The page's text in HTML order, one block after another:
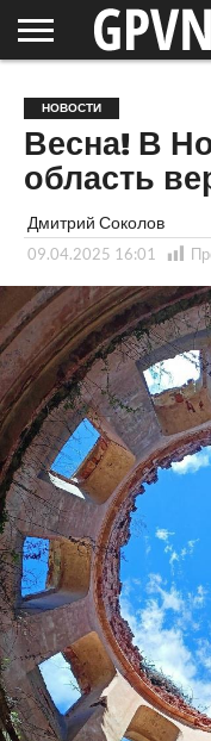
ОБЛАСТЬ
НОВОСТИ
СОСЕДЕЙ
РОССИЯ
/ МИР
СПЕЦПРОЕКТЫ
БЛОГ
СТАТЬИ
ФОТОРЕПОРТАЖИ
ИНТЕРВЬЮ
ОБЪЕКТЫ
ПОДБОРКИ
НОВОСТИ
Весна! В
область
Дмитрий Соколов
09.04.2025 16:01